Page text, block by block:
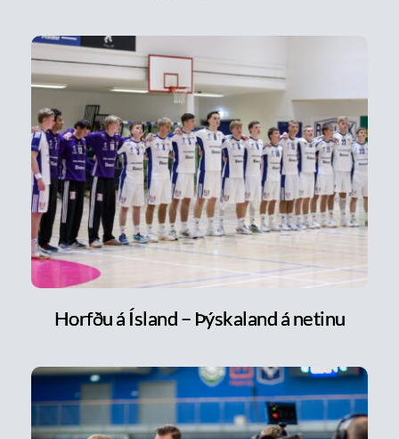
Horfðu á Ísland – Þýskaland á netinu